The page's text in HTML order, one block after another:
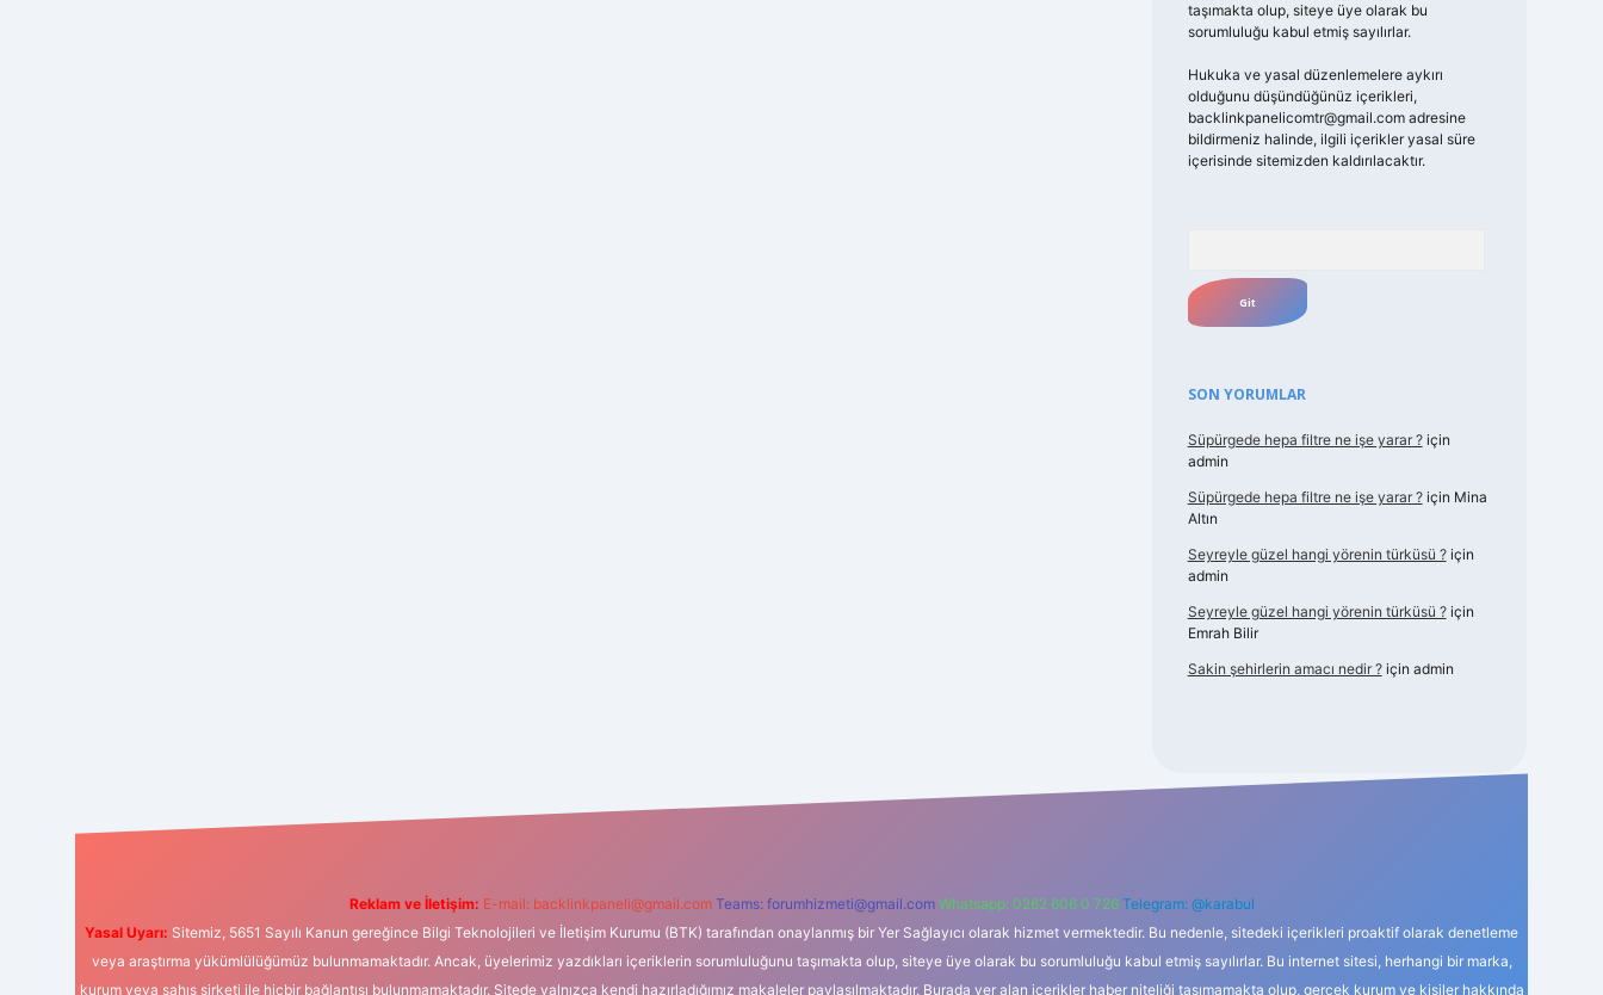
taşımakta olup, siteye üye olarak bu
sorumluluğu kabul etmiş sayılırlar.
Hukuka ve yasal düzenlemelere aykırı
olduğunu düşündüğünüz içerikleri,
backlinkpanelicomtr@gmail.comadresine
bildirmeniz halinde, ilgili içerikler yasal süre
içerisinde sitemizden kaldırılacaktır.
SON YORUMLAR
Süpürgede hepa filtre ne işe yarar ?için
admin
Süpürgede hepa filtre ne işe yarar ?için Mina
Altın
Seyreyle güzel hangi yörenin türküsü ?için
admin
Seyreyle güzel hangi yörenin türküsü ?için
Emrah Bilir
Sakin şehirlerin amacı nedir ?için admin
Reklam ve İletişim: E-mail: backlinkpaneli@gmail.com Teams: forumhizmeti@gmail.com Whatsapp: 0262 606 0 726 Telegram: @karabul
Yasal Uyarı: Sitemiz, 5651 Sayılı Kanun gereğince Bilgi Teknolojileri ve İletişim Kurumu (BTK) tarafından onaylanmış bir Yer Sağlayıcı olarak hizmet vermektedir. Bu nedenle, sitedeki içerikleri proaktif olarak denetleme
veya araştırma yükümlülüğümüz bulunmamaktadır. Ancak, üyelerimiz yazdıkları içeriklerin sorumluluğunu taşımakta olup, siteye üye olarak bu sorumluluğu kabul etmiş sayılırlar. Bu internet sitesi, herhangi bir marka,
kurum veya şahıs şirketi ile hiçbir bağlantısı bulunmamaktadır. Sitede yalnızca kendi hazırladığımız makaleler paylaşılmaktadır. Burada yer alan içerikler haber niteliği taşımamakta olup, gerçek kurum ve kişiler hakkında